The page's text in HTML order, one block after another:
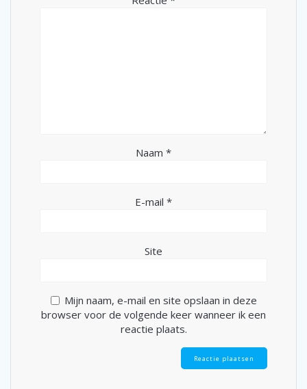
Naam *
E-mail *
Site
Mijn naam, e-mail en site opslaan in deze
browser voor de volgende keer wanneer ik een
reactie plaats.